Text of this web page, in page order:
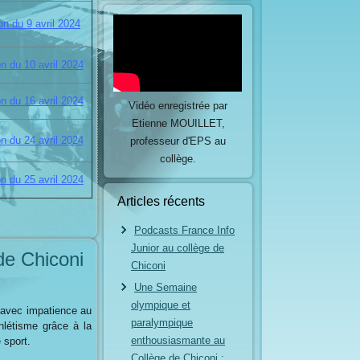
du 9 avril 2024
du 10 avril 2024
du 16 avril 2024
du 24 avril 2024
du 25 avril 2024
Chiconi
impatience au
grâce à la
sport.
Vidéo enregistrée par
Etienne MOUILLET,
professeur d'EPS au
collège.
Articles récents
Podcasts France Info
Junior au collège de
Chiconi
Une Semaine
olympique et
paralympique
enthousiasmante au